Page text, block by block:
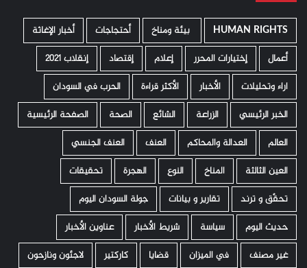
HUMAN RIGHTS ­ بيئة ومناخ أحتجاجات
أخبار الإغاثة
أعمال
إختيارات المحرر إعلام إقتصاد
إنقلاب 2021
اراء وتحليلات
الأخبار الأكثر قراءة
الحرب في السودان
الخبر الرئيسي
الزراعة الشائع الصحة
الصفحة الرئيسية
العالم
العدالة والمحاكم العنف
العنف الجنسي
العين الثالثة
المناخ النوع الهجرة
تحقيقات
تحقّق و ترند
تقارير و بيانات
جولة السودان اليوم
حديث اليوم
سياسة شريط الأخبار
عناوين الأخبار
غير مصنف
في الميزان قضايا كاركتير لاجئون ونازحون